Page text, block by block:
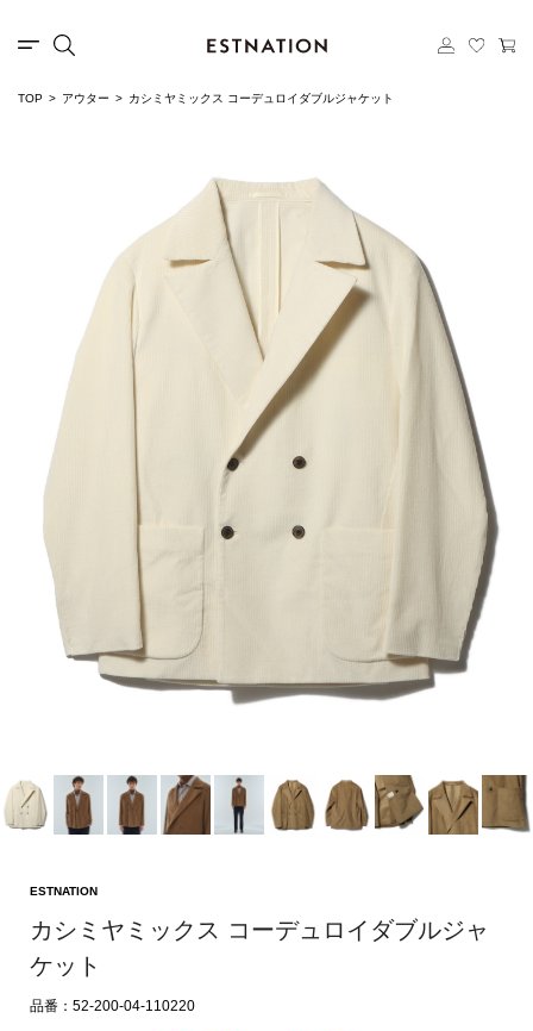
TOP アウター カシミヤミックス コーデュロイダブルジャケット
ESTNATION
カシミヤミックス コーデュロイダブルジャ
ケット
品番：52-200-04-110220